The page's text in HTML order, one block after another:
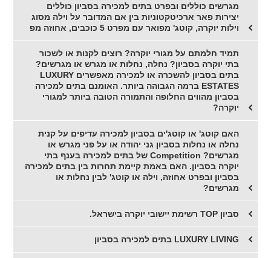
מגרשים כוללים ובפרט בתים למכירה בסביון כוללים
יצירות פאר ארכיטקטוניות בין אם המדובר על וילה מסוג
וילות יוקרה, קוטג' מפואר עם מפרט 5 כוכבים, אחוזה מפ
תמיד חלמתם על מגורי יוקרה? רוצים לקנות או לשכור
בתי יוקרה בסביון? נחלה, נחלות או מגרש או מגרשים?
בתים בסביון להשכרה או למכירה מאפשרים LUXURY
ESTATES ברמה הגבוהה ביותר. האומנם בתים למכירה
בסביון מהווים החלופה והתמורה הטובה ביותר למגורי
יוקרה?
האם קוטג' או קוטג'ים בסביון למכירה עדיפים על קנית
נחלה או נחלות בסביון גני יהודה או על פני מגרש או
מגרשים? Competition של בתים למכירה בענף בתי
יוקרה בסביון. האם באמת קיימת תחרות בין בתים למכירה
בסביון ובפרט אחוזה, וילה או קוטג' לבין נחלות או
מגרשים?
סביון TOP רשימת יישובי יוקרה בישראל.
LUXURY LIVING בתים למכירה בסביון